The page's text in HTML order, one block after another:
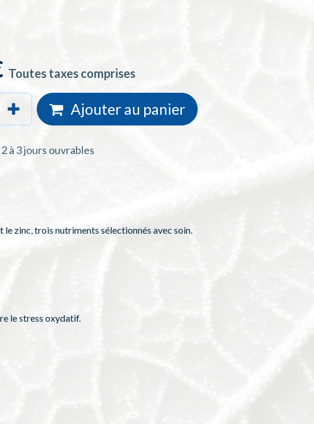
Toutes taxes comprises
Ajouter au panier
à 3 jours ouvrables
zinc, trois nutriments sélectionnés avec soin.
le stress oxydatif.